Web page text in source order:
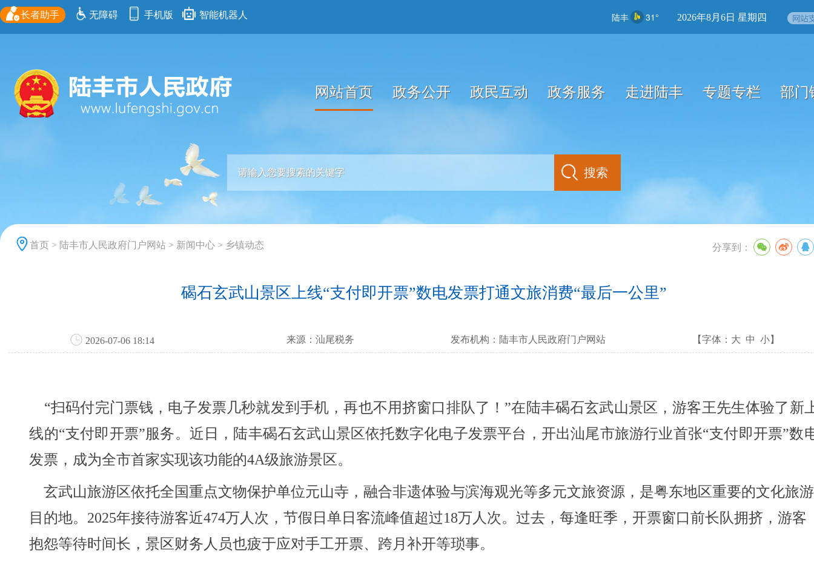
长者助手 无障碍 手机版 智能机器人 陆丰 31° 2026年8月6日 星期四
网站首页 政务公开 政民互动 政务服务 走进陆丰 专题专栏 部门
首页 > 陆丰市人民政府门户网站 > 新闻中心 > 乡镇动态 分享到：
碣石玄武山景区上线“支付即开票”数电发票打通文旅消费“最后一公里”
2026-07-06 18:14 来源： 汕尾税务 发布机构： 陆丰市人民政府门户网站 【字体： 大 中 小】
“扫码付完门票钱，电子发票几秒就发到手机，再也不用挤窗口排队了！”在陆丰碣石玄武山景区，游客王先生体验了新
线的“支付即开票”服务。近日，陆丰碣石玄武山景区依托数字化电子发票平台，开出汕尾市旅游行业首张“支付即开票”数
发票，成为全市首家实现该功能的4A级旅游景区。
玄武山旅游区依托全国重点文物保护单位元山寺，融合非遗体验与滨海观光等多元文旅资源，是粤东地区重要的文化旅游
目的地。2025年接待游客近474万人次，节假日单日客流峰值超过18万人次。过去，每逢旺季，开票窗口前长队拥挤，游客
抱怨等待时间长，景区财务人员也疲于应对手工开票、跨月补开等琐事。